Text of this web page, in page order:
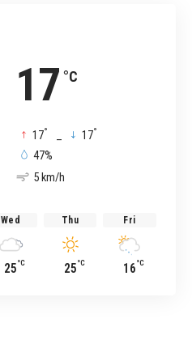
17 °C
17° 17°
47%
5 km/h
Wed
25°C
Thu
25°C
Fri
16°C